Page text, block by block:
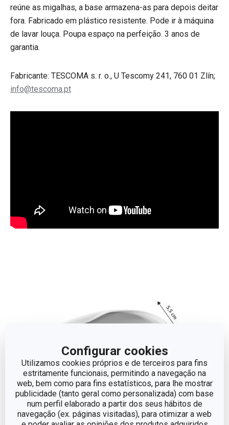
Configurar cookies
Utilizamos cookies próprios e de terceiros para fins
estritamente funcionais, permitindo a navegação na
web, bem como para fins estatísticos, para lhe mostrar
publicidade (tanto geral como personalizada) com base
num perfil elaborado a partir dos seus hábitos de
navegação (ex. páginas visitadas), para otimizar a web
reúne as migalhas, a base armazena-as para depois deitar
fora. Fabricado em plástico resistente. Pode ir à máquina
de lavar louça. Poupa espaço na perfeição. 3 anos de
garantia.
Fabricante: TESCOMA s. r. o., U Tescomy 241, 760 01 Zlín;
info@tescoma.pt